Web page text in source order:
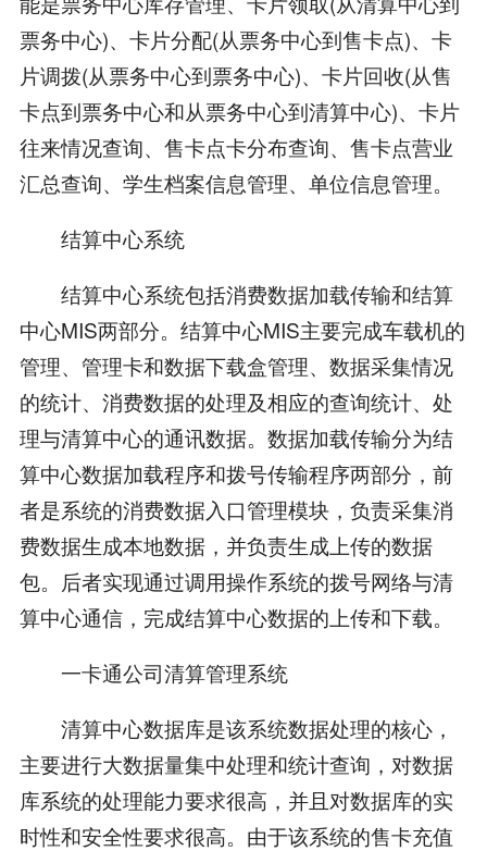
票务中心)、卡片分配(从票务中心到售卡点)、卡
片调拨(从票务中心到票务中心)、卡片回收(从售
卡点到票务中心和从票务中心到清算中心)、卡片
往来情况查询、售卡点卡分布查询、售卡点营业
汇总查询、学生档案信息管理、单位信息管理。
结算中心系统
结算中心系统包括消费数据加载传输和结算
中心MIS两部分。结算中心MIS主要完成车载机的
管理、管理卡和数据下载盒管理、数据采集情况
的统计、消费数据的处理及相应的查询统计、处
理与清算中心的通讯数据。数据加载传输分为结
算中心数据加载程序和拨号传输程序两部分，前
者是系统的消费数据入口管理模块，负责采集消
费数据生成本地数据，并负责生成上传的数据
包。后者实现通过调用操作系统的拨号网络与清
算中心通信，完成结算中心数据的上传和下载。
一卡通公司清算管理系统
清算中心数据库是该系统数据处理的核心，
主要进行大数据量集中处理和统计查询，对数据
库系统的处理能力要求很高，并且对数据库的实
时性和安全性要求很高。由于该系统的售卡充值